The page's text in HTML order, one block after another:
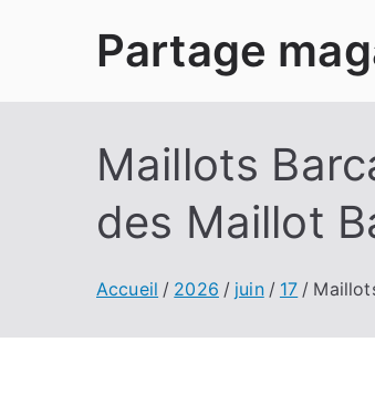
Partage
Maillots
des Maillot
Accueil 2026 juin 17